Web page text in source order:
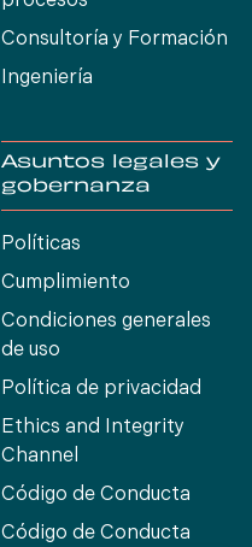
Consultoría y Formación
Ingeniería
Asuntos legales y
gobernanza
Políticas
Cumplimiento
Condiciones generales
de uso
Política de privacidad
Ethics and Integrity
Channel
Código de Conducta
Código de Conducta